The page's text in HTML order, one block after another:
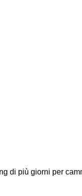
di più giorni per